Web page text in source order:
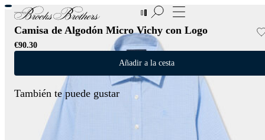
Nuevas incorporaciones a las Rebajas | Hasta 50%
Camisa de Algodón Micro Vichy con Logo
€90.30
Añadir a la cesta
También te puede gustar